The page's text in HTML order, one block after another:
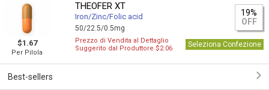
$1.67
Per Pilola
THEOFER XT
Iron/Zinc/Folic acid
50/22.5/0.5mg
19%
OFF
Prezzo di Vendita al Dettaglio
Suggerito dal Produttore $2.06
Seleziona Confezione
Best-sellers